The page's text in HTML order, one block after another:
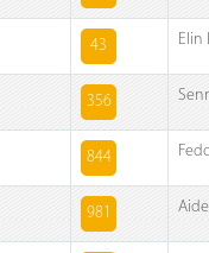
43 Elin
356
844
981